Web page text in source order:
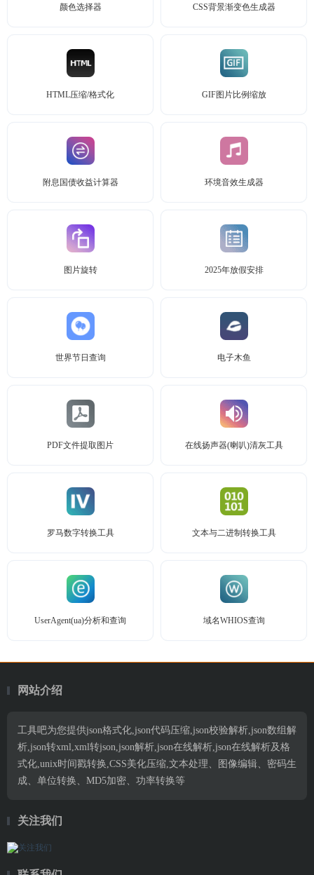
颜色选择器 CSS背景渐变色生成器
HTML压缩/格式化 GIF图片比例缩放
附息国债收益计算器 环境音效生成器
图片旋转 2025年放假安排
世界节日查询 电子木鱼
PDF文件提取图片 在线扬声器(喇叭)清灰工具
罗马数字转换工具 文本与二进制转换工具
UserAgent(ua)分析和查询 域名WHIOS查询
网站介绍
工具吧为您提供json格式化,json代码压缩,json校验解析,json数组解
析,json转xml,xml转json,json解析,json在线解析,json在线解析及格
式化,unix时间戳转换,CSS美化压缩,文本处理、图像编辑、密码生
成、单位转换、MD5加密、功率转换等
关注我们